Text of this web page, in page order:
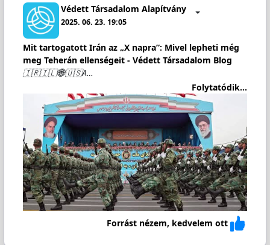
Védett Társadalom Alapítvány
2025. 06. 23. 19:05
Mit tartogatott Irán az „X napra”: Mivel lepheti még
meg Teherán ellenségeit - Védett Társadalom Blog
🇮🇷🇮🇱🌐🇺🇸A…
Folytatódik...
Forrást nézem, kedvelem ott